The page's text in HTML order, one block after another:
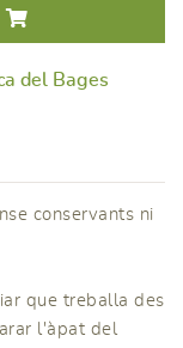
del Bages
conservants ni
que treballa des
l'àpat del